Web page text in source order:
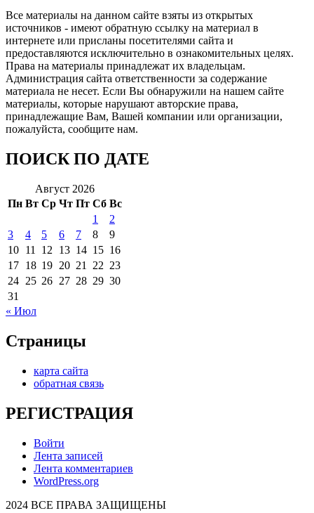
Все материалы на данном сайте взяты из открытых
источников - имеют обратную ссылку на материал в
интернете или присланы посетителями сайта и
предоставляются исключительно в ознакомительных целях.
Права на материалы принадлежат их владельцам.
Администрация сайта ответственности за содержание
материала не несет. Если Вы обнаружили на нашем сайте
материалы, которые нарушают авторские права,
принадлежащие Вам, Вашей компании или организации,
пожалуйста, сообщите нам.
ПОИСК ПО ДАТЕ
Август 2026
Пн Вт Ср Чт Пт Сб Вс
1
2
3
4 5 6 7 8
9
10 11 12 13 14 15 16
17 18 19 20 21 22 23
24 25 26 27 28 29 30
31
« Июл
Страницы
карта сайта
обратная связь
РЕГИСТРАЦИЯ
Войти
Лента записей
Лента комментариев
WordPress.org
2024 ВСЕ ПРАВА ЗАЩИЩЕНЫ